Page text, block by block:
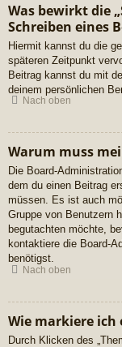
Was bewirkt die
Schreiben eines
Hiermit kannst du die
späteren Zeitpunkt
Beitrag kannst du mit
deinem persönlichen
Nach oben
Warum muss
Die Board-
dem du einen Beitrag
müssen. Es ist auch
Gruppe von Benutzern
begutachten möchte,
kontaktiere die Board-
benötigst.
Nach oben
Wie markiere ich
Durch Klicken des